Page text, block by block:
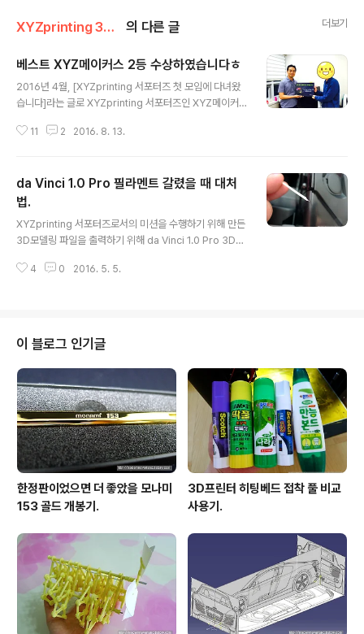
XYZprinting 3D프린터 의 다른 글 더보기
베스트 XYZ메이커스 2등 수상하였습니다ㅎ
2016년 4월, [XYZprinting 서포터즈 첫 모임에 다녀왔
습니다]라는 글로 XYZprinting 서포터즈인 XYZ메이커
동이 끝나고.. 저는.. 감개무량하게도 베스트 XYZ메이커스
일 어제 서울숲 한라에코벨리 5층 XYZprinting 한국지사
에서 상품 수여식이 있었습니다. 이곳이 바로 XYZprintin
g 한국지사가 위치한 서울숲 한라에코밸리이지요. 임동진
XYZprinting 한국 지사장님께서 상품을 전달해주셨습니
YZ메이커스분과 임동진 XYZprin..
11 2 2016. 8. 13.
da Vinci 1.0 Pro 필라멘트 갈렸을 때 대처
법.
XYZprinting 서포터즈로서의 미션을 수행하기 위해 만든
3D모델링 파일을 출력하기 위해 da Vinci 1.0 Pro 3D프
두둥. 아무 것도 안나왔어요. 우리 노즐님은 허공에서 신나
레벨링 프로브를 잘 닦아주고.. 노즐을 뚫어주는 기구(청소
용 와이어)로.. 청소도 잘 해주었는데 다시 출력을 시도해도
3D프린팅이 안되더군요. '헐, 3D프린터 사용한지 1주일도
안되서 망가뜨린건가'라는 불안감에 원인을 허겁지겁 찾아
보던 중 혹시나 해서 필라멘트를 언로딩 해보았는데 언로
딩이 안되..
4 0 2016. 5. 5.
이 블로그 인기글
한정판이었으면 더 좋았을 모나미
153 골드 개봉기.
3D프린터 히팅베드 접착 풀 비교
사용기.